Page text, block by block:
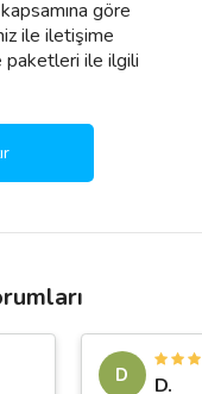
göre
ile iletişime
paketleri ile ilgili
D
D.